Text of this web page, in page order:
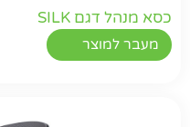
כסא מנהל דגם SILK
מעבר למוצר